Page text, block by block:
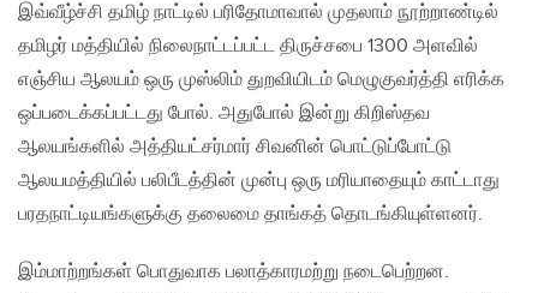
இவ்வீழ்ச்சி தமிழ் நாட்டில் பரிதோமாவால் முதலாம் நூற்றாண்டில்
தமிழர் மத்தியில் நிலைநாட்டப்பட்ட திருச்சபை 1300 அளவில்
எஞ்சிய ஆலயம் ஒரு முஸ்லிம் துறவியிடம் மெழுகுவர்த்தி எரிக்க
ஒப்படைக்கப்பட்டது போல். அதுபோல் இன்று கிறிஸ்தவ
ஆலயங்களில் அத்தியட்சர்மார் சிவனின் பொட்டுப்போட்டு
ஆலயமத்தியில் பலிபீடத்தின் முன்பு ஒரு மரியாதையும் காட்டாது
பரதநாட்டியங்களுக்கு தலைமை தாங்கத் தொடங்கியுள்ளனர்.
இம்மாற்றங்கள் பொதுவாக பலாத்காரமற்று நடைபெற்றன.